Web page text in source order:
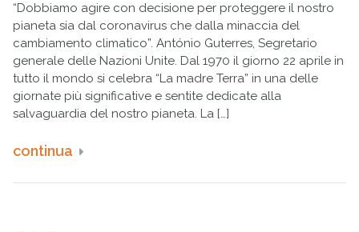
“Dobbiamo agire con decisione per proteggere il nostro
pianeta sia dal coronavirus che dalla minaccia del
cambiamento climatico”. António Guterres, Segretario
generale delle Nazioni Unite. Dal 1970 il giorno 22 aprile in
tutto il mondo si celebra “La madre Terra” in una delle
giornate più significative e sentite dedicate alla
salvaguardia del nostro pianeta. La […]
continua